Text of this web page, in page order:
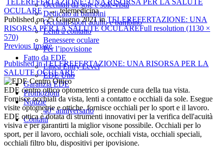
Occhiali da sole e sole-vista
Dedicato ai bambini
Occhiali sport adulto e bambino
Lenti a contatto
Benessere oculare
Per l’ipovisione
Fatto da EDE
Linea Entry Level
EDE Uno
Garanzia EDE
Promozioni
Notizie
40° anniversario
Contatti
TELEREFERTAZIONE: UNA RISORSA PER LA SALUTE
OCULARE→telemedicina
Published on25 Giugno 2021inTELEREFERTAZIONE: UNA
RISORSA PER LA SALUTE OCULAREFull resolution (1130 ×
570)
Previous Image
Navigazione
articoli
Published in TELEREFERTAZIONE: UNA RISORSA PER LA
SALUTE OCULARE
EDE centro ottico optometrico si prende cura della tua vista.
Fornisce occhiali da vista, lenti a contatto e occhiali da sole. Esegue
visite optometrie e ottiche. fornisce occhiali per lo sport e il lavoro.
EDE ottica è dotata di strumenti innovativi per la verifica dell'acuità
visiva e per garantirti la miglior visone possibile. Occhiali per lo
sport, per il lavoro, occhiali sole, occhiali vista, occhiali speciali,
occhiali filtro blu, dispositivi per ipovisione.